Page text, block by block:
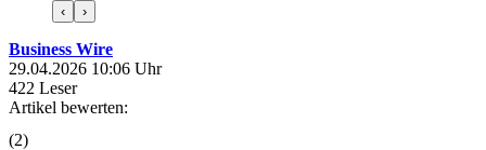
‹ ›
Business Wire
29.04.2026 10:06 Uhr
422 Leser
Artikel bewerten:
(2)